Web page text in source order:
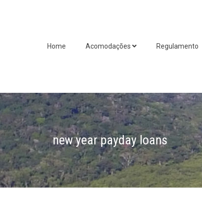
Home Acomodações Regulamento
new year payday loans